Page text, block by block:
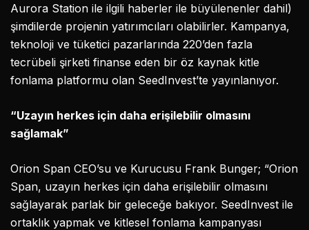
Aurora Station ile ilgili haberler ile büyülenenler dahil)
şimdilerde projenin yatırımcıları olabilirler. Kampanya,
teknoloji ve tüketici pazarlarında 220’den fazla
tecrübeli şirketi finanse eden bir öz kaynak kitle
fonlama platformu olan SeedInvest’te yayınlanıyor.
“Uzayın herkes için daha erişilebilir olmasını
sağlamak”
Orion Span CEO’su ve Kurucusu Frank Bunger; “Orion
Span, uzayın herkes için daha erişilebilir olmasını
sağlayarak parlak bir geleceğe bakıyor. SeedInvest ile
ortaklık yapmak ve kitlesel fonlama kampanyası